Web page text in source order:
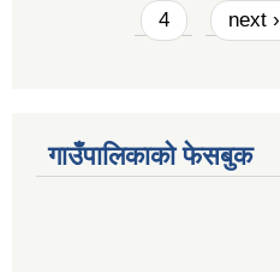
4 next ›
गाउँपालिकाको फेसबुक